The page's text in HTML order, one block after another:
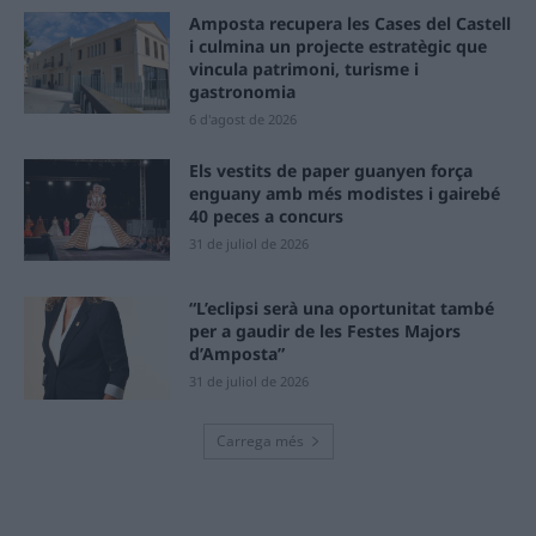
Amposta recupera les Cases del Castell
i culmina un projecte estratègic que
vincula patrimoni, turisme i
gastronomia
6 d'agost de 2026
Els vestits de paper guanyen força
enguany amb més modistes i gairebé
40 peces a concurs
31 de juliol de 2026
“L’eclipsi serà una oportunitat també
per a gaudir de les Festes Majors
d’Amposta”
31 de juliol de 2026
Carrega més